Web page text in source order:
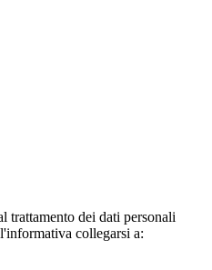
trattamento dei dati personali
collegarsi a: